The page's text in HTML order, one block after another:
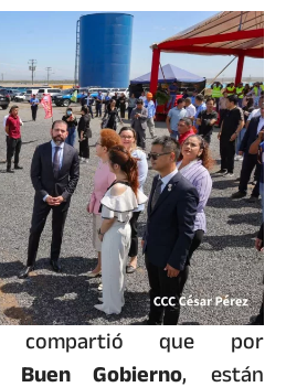
compartió que por
Buen Gobierno, están